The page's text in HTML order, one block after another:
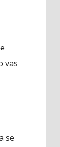
vas
se